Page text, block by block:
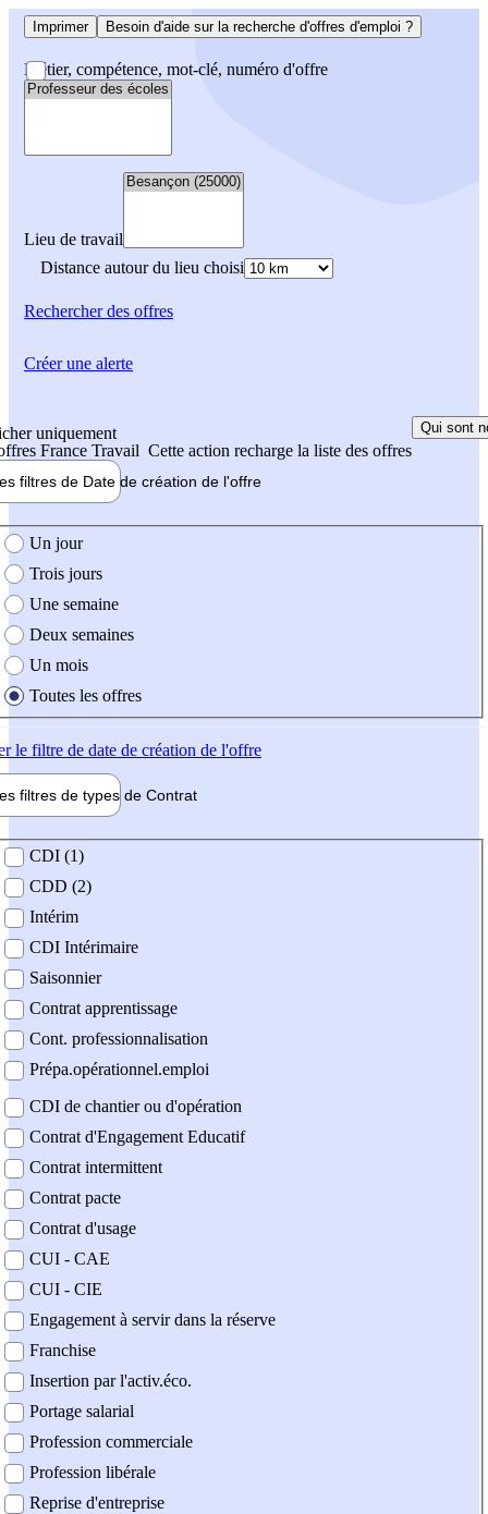
Imprimer Besoin d'aide sur la recherche d'offres d'emploi ?
Métier, compétence, mot-clé, numéro d'offre
Lieu de travail
Distance autour du lieu choisi
Rechercherdes offres
uniquement
France Travail Cette action recharge la liste des offres
Qui sont
filtres de Date de création de l'offre
création de l'offre
Un jour
Trois jours
Une semaine
Deux semaines
Un mois
Toutes les offres
le filtre de date de création de l'offre
filtres de types de Contrat
contrat
CDI (1)
CDD (2)
Intérim
CDI Intérimaire
Saisonnier
Contrat apprentissage
Cont. professionnalisation
Prépa.opérationnel.emploi
CDI de chantier ou d'opération
Contrat d'Engagement Educatif
Contrat intermittent
Contrat pacte
Contrat d'usage
CUI - CAE
CUI - CIE
Engagement à servir dans la réserve
Franchise
Insertion par l'activ.éco.
Portage salarial
Profession commerciale
Profession libérale
Reprise d'entreprise
Créer une alerte